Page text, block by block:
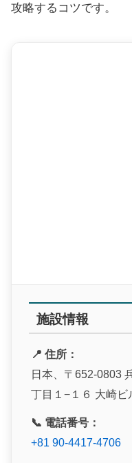
攻略するコツです。
施設情報
📍 住所：
日本、〒652-0803
丁目１−１６ 大崎ビ
📞 電話番号：
+81 90-4417-4706